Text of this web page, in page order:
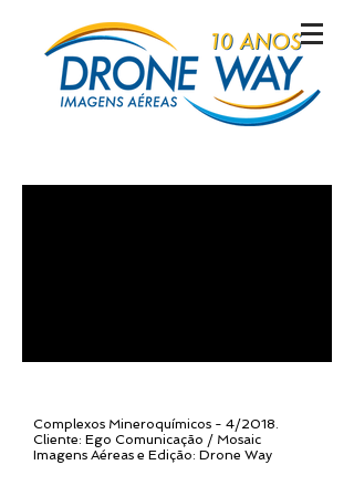
Complexos Mineroquímicos - 4/2018.
Cliente: Ego Comunicação / Mosaic
Imagens Aéreas e Edição: Drone Way